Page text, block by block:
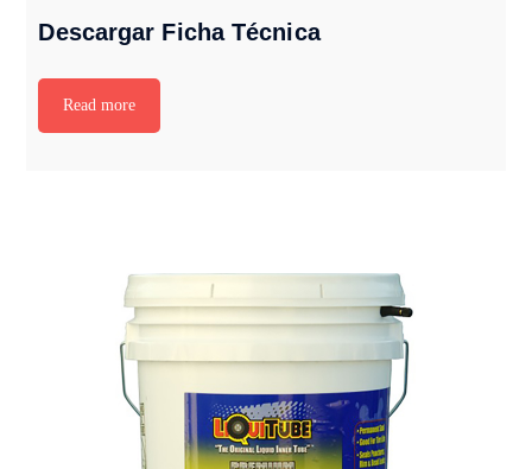
Descargar Ficha Técnica
Read more